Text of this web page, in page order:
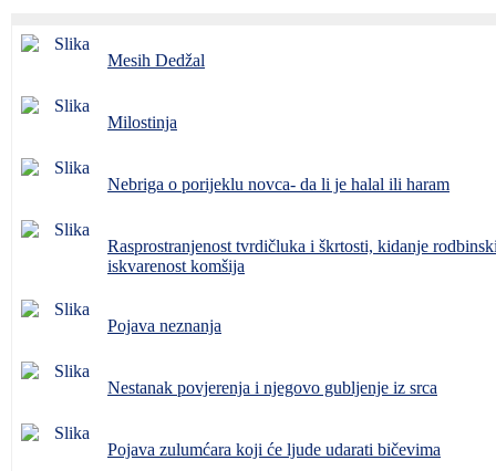
Mesih Dedžal
Milostinja
Nebriga o porijeklu novca- da li je halal ili haram
Rasprostranjenost tvrdičluka i škrtosti, kidanje
iskvarenost komšija
Pojava neznanja
Nestanak povjerenja i njegovo gubljenje iz srca
Pojava zulumćara koji će ljude udarati bičevima